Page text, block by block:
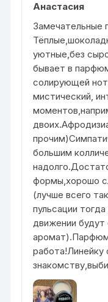
Анастасия
Замечательные
уютные,без
бывает в
солирующей
мистический,
большим
формы,хорошо
(лучше всего
пульсации
движении будут